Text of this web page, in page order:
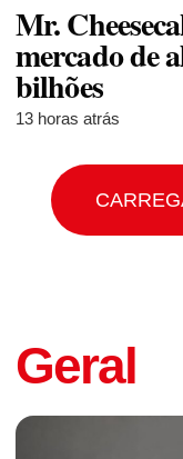
Mr.
mercado de
bilhões
13 horas atrás
Geral